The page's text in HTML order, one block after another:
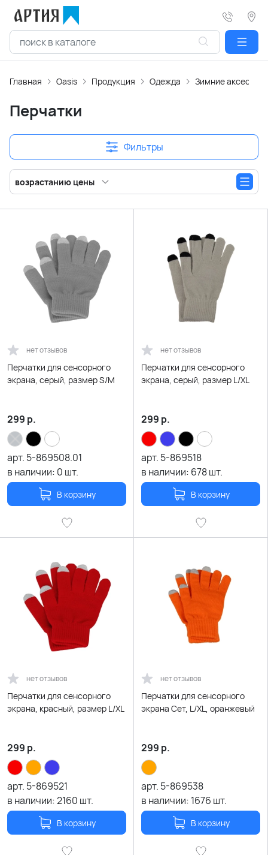
Главная Oasis Продукция Одежда Зимние
Перчатки
Фильтры
возрастанию цены
нет отзывов
Перчатки для сенсорного
экрана, серый, размер S/M
299 р.
арт. 5-869508.01
в наличии: 0 шт.
В корзину
нет отзывов
Перчатки для сенсорного
экрана, серый, размер L/XL
299 р.
арт. 5-869518
в наличии: 678шт.
В корзину
нет отзывов
Перчатки для сенсорного
экрана, красный, размер L/XL
299 р.
арт. 5-869521
в наличии:2160 шт.
В корзину
нет отзывов
Перчатки для сенсорного
экрана Сет, L/XL, оранжевый
299 р.
арт. 5-869538
в наличии: 1676 шт.
В корзину